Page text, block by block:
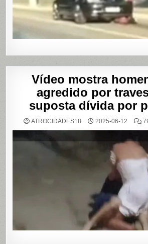
Vídeo mostra
agredido por
suposta dívida por
ATROCIDADES18 2025-06-12